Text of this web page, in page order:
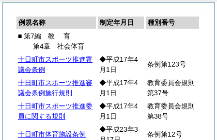
例規名称 制定年月日
種別番号
■ 第7編 教 育
第4章 社会体育
十日町市スポーツ推進審
議会条例
◆平成17年4
月1日
条例第123号
十日町市スポーツ推進審
議会条例施行規則
◆平成17年4
月1日
教育委員会規則
第37号
十日町市スポーツ推進委
員に関する規則
◆平成17年4
月1日
教育委員会規則
第38号
十日町市体育施設条例
◆平成23年3
条例第12号